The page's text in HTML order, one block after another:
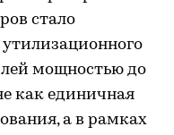
стало
мощностью до
как единичная
а в рамках